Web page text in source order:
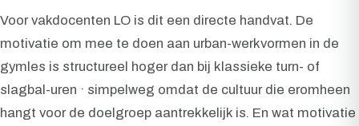
Voor vakdocenten LO is dit een directe handvat. De
motivatie om mee te doen aan urban-werkvormen in de
gymles is structureel hoger dan bij klassieke turn- of
slagbal-uren · simpelweg omdat de cultuur die eromheen
hangt voor de doelgroep aantrekkelijk is. En wat motivatie